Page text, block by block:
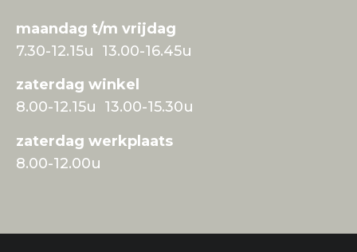
maandag t/m vrijdag
7.30-12.15u 13.00-16.45u
zaterdag winkel
8.00-12.15u 13.00-15.30u
zaterdag werkplaats
8.00-12.00u